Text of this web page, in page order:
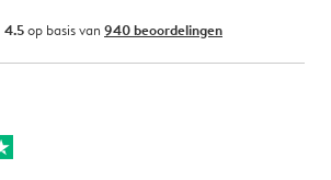
4.5op basis van 940 beoordelingen